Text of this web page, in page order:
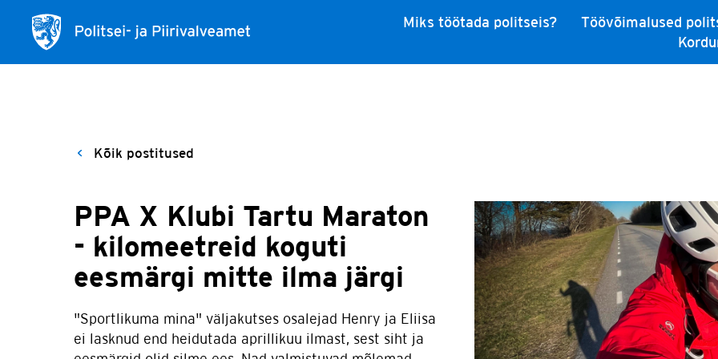
Miks töötada politseis? Töövõimalused
Pööra karjäär politseisse Praktika Töövari
Kõik postitused
PPA X Klubi Tartu Maraton
- kilomeetreid koguti
eesmärgi mitte ilma järgi
"Sportlikuma mina" väljakutses osalejad Henry ja Eliisa
ei lasknud end heidutada aprillikuu ilmast, sest siht ja